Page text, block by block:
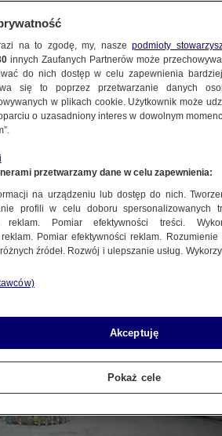
ofiarom ataku w Biesłanie
na to zgodę, my, naszepodmioty
innych Zaufanych Partnerów może
do nich dostęp w celu zapewnienia
się to poprzez przetwarzanie danych
w plikach cookie. Użytkownik może
o uzasadniony interes w dowolnym
przetwarzamy dane w celu zapewnienia:
na urządzeniu lub dostęp do nich.
profili w celu doboru spersonalizowanych
reklam. Pomiar efektywności treści.
Pomiar efektywności reklam.
źródeł. Rozwój i ulepszanie usług.
Akceptuję
Pokaż cele